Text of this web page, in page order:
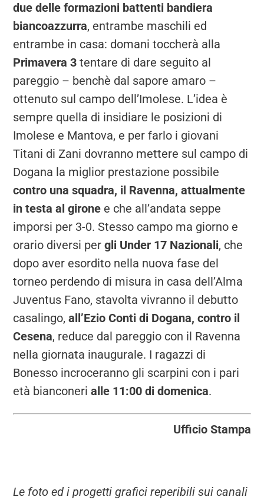
due delle formazioni battenti bandiera
biancoazzurra, entrambe maschili ed
entrambe in casa: domani toccherà alla
Primavera 3 tentare di dare seguito al
pareggio – benchè dal sapore amaro –
ottenuto sul campo dell’Imolese. L’idea è
sempre quella di insidiare le posizioni di
Imolese e Mantova, e per farlo i giovani
Titani di Zani dovranno mettere sul campo di
Dogana la miglior prestazione possibile
contro una squadra, il Ravenna, attualmente
in testa al girone e che all’andata seppe
imporsi per 3-0. Stesso campo ma giorno e
orario diversi pergli Under 17 Nazionali, che
dopo aver esordito nella nuova fase del
torneo perdendo di misura in casa dell’Alma
Juventus Fano, stavolta vivranno il debutto
casalingo,all’Ezio Conti di Dogana, contro il
Cesena, reduce dal pareggio con il Ravenna
nella giornata inaugurale. I ragazzi di
Bonesso incroceranno gli scarpini con i pari
età bianconerialle 11:00 di domenica.
Ufficio Stampa
Le foto ed i progetti grafici reperibili sui canali